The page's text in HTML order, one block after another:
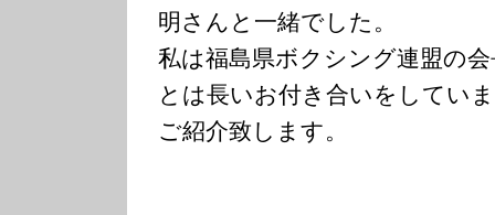
明さんと一緒でした。
私は福島県ボクシング連盟の
とは長いお付き合いをしてい
ご紹介致します。